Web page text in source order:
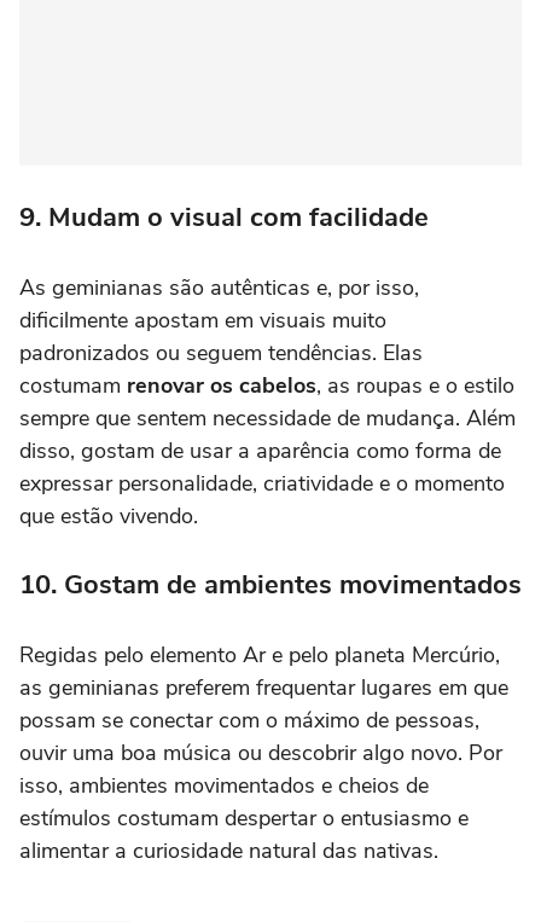
9. Mudam o visual com facilidade
As geminianas são autênticas e, por isso,
dificilmente apostam em visuais muito
padronizados ou seguem tendências. Elas
costumam renovar os cabelos, as roupas e o estilo
sempre que sentem necessidade de mudança. Além
disso, gostam de usar a aparência como forma de
expressar personalidade, criatividade e o momento
que estão vivendo.
10. Gostam de ambientes movimentados
Regidas pelo elemento Ar e pelo planeta Mercúrio,
as geminianas preferem frequentar lugares em que
possam se conectar com o máximo de pessoas,
ouvir uma boa música ou descobrir algo novo. Por
isso, ambientes movimentados e cheios de
estímulos costumam despertar o entusiasmo e
alimentar a curiosidade natural das nativas.